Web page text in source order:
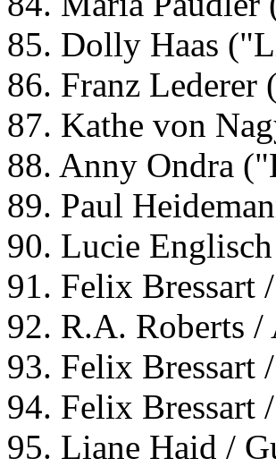
85. Dolly Haas
86. Franz
87. Kathe von
88. Anny Ondra
89. Paul
90. Lucie
91. Felix Bressart
92. R.A. Roberts /
93. Felix Bressart
94. Felix Bressart
95. Liane Haid /